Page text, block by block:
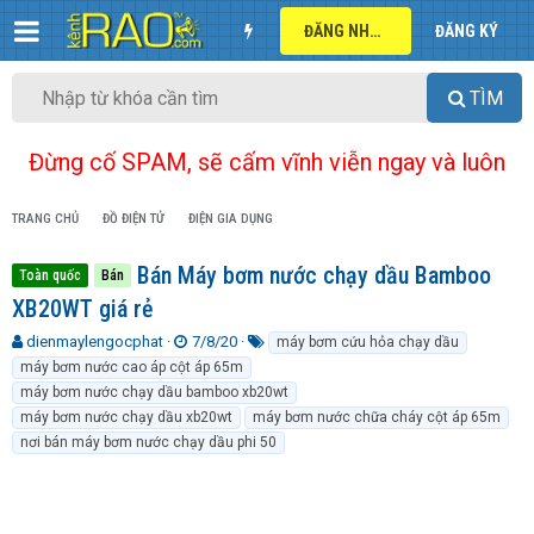
ĐĂNG NHẬP ĐĂNG KÝ
TÌM
Đừng cố SPAM, sẽ cấm vĩnh viễn ngay và luôn
TRANG CHỦ ĐỒ ĐIỆN TỬ ĐIỆN GIA DỤNG
Toàn quốc Bán
Bán Máy bơm nước chạy dầu Bamboo
XB20WT giá rẻ
T
h
r
e
a
d
dienmaylengocphat
N
g
à
y
g
ử
7/8/20
k
h
ó
a
máy bơm cứu hỏa chạy dầu
máy bơm nước cao áp cột áp 65m
máy bơm nước chạy dầu bamboo xb20wt
máy bơm nước chạy dầu xb20wt
máy bơm nước chữa cháy cột áp 65m
nơi bán máy bơm nước chạy dầu phi 50